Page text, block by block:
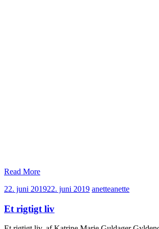
Read More
22. juni 201922. juni 2019 anetteanette
Et rigtigt liv